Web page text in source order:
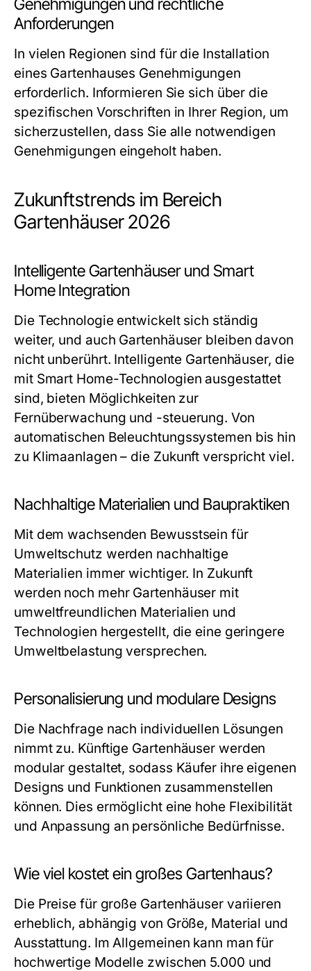
Genehmigungen und rechtliche
Anforderungen
In vielen Regionen sind für die Installation
eines Gartenhauses Genehmigungen
erforderlich. Informieren Sie sich über die
spezifischen Vorschriften in Ihrer Region, um
sicherzustellen, dass Sie alle notwendigen
Genehmigungen eingeholt haben.
Zukunftstrends im Bereich
Gartenhäuser 2026
Intelligente Gartenhäuser und Smart
Home Integration
Die Technologie entwickelt sich ständig
weiter, und auch Gartenhäuser bleiben davon
nicht unberührt. Intelligente Gartenhäuser, die
mit Smart Home-Technologien ausgestattet
sind, bieten Möglichkeiten zur
Fernüberwachung und -steuerung. Von
automatischen Beleuchtungssystemen bis hin
zu Klimaanlagen – die Zukunft verspricht viel.
Nachhaltige Materialien und Baupraktiken
Mit dem wachsenden Bewusstsein für
Umweltschutz werden nachhaltige
Materialien immer wichtiger. In Zukunft
werden noch mehr Gartenhäuser mit
umweltfreundlichen Materialien und
Technologien hergestellt, die eine geringere
Umweltbelastung versprechen.
Personalisierung und modulare Designs
Die Nachfrage nach individuellen Lösungen
nimmt zu. Künftige Gartenhäuser werden
modular gestaltet, sodass Käufer ihre eigenen
Designs und Funktionen zusammenstellen
können. Dies ermöglicht eine hohe Flexibilität
und Anpassung an persönliche Bedürfnisse.
Wie viel kostet ein großes Gartenhaus?
Die Preise für große Gartenhäuser variieren
erheblich, abhängig von Größe, Material und
Ausstattung. Im Allgemeinen kann man für
hochwertige Modelle zwischen 5.000 und